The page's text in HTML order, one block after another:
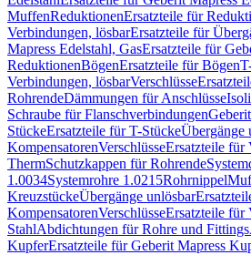
MuffenReduktionenErsatzteile für
Verbindungen, lösbarErsatzteile für
Mapress Edelstahl, GasErsatzteile für
ReduktionenBögenErsatzteile für Bögen
Verbindungen, lösbarVerschlüsse
RohrendeDämmungen für Anschlüsse
Schraube für Flanschverbindungen
StückeErsatzteile für T-StückeÜbergänge
KompensatorenVerschlüsseErsatzteile für
ThermSchutzkappen für Rohrende
1.0034Systemrohre 1.0215Rohrnippel
KreuzstückeÜbergänge unlösbar
KompensatorenVerschlüsseErsatzteile für
StahlAbdichtungen für Rohre und Fittings
KupferErsatzteile für Geberit Mapress